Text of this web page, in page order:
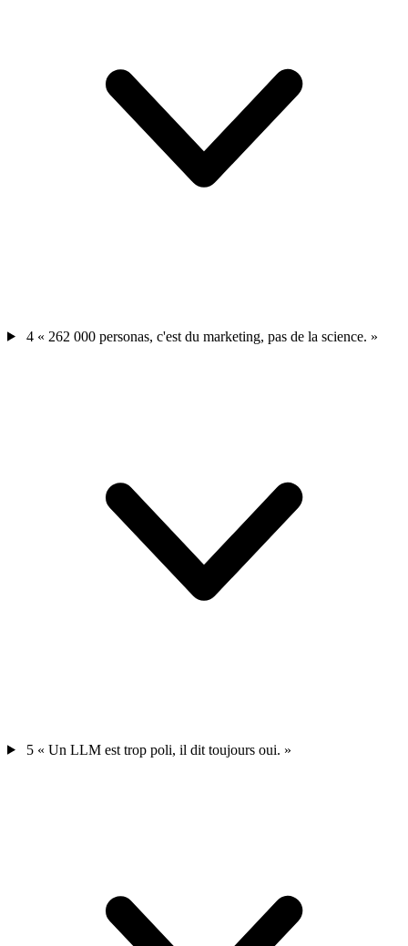
4 « 262 000 personas, c'est du marketing, pas de la science. »
5 « Un LLM est trop poli, il dit toujours oui. »